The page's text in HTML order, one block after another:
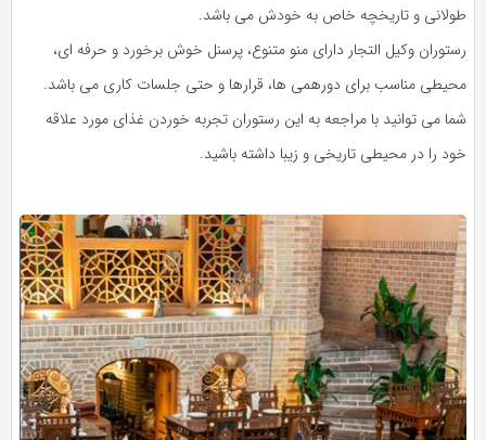
طولانی و تاریخچه خاص به خودش می باشد.
رستوران وکیل التجار دارای منو متنوع، پرسنل خوش برخورد و حرفه ای،
محیطی مناسب برای دورهمی ها، قرارها و حتی جلسات کاری می باشد.
شما می توانید با مراجعه به این رستوران تجربه خوردن غذای مورد علاقه
خود را در محیطی تاریخی و زیبا داشته باشید.